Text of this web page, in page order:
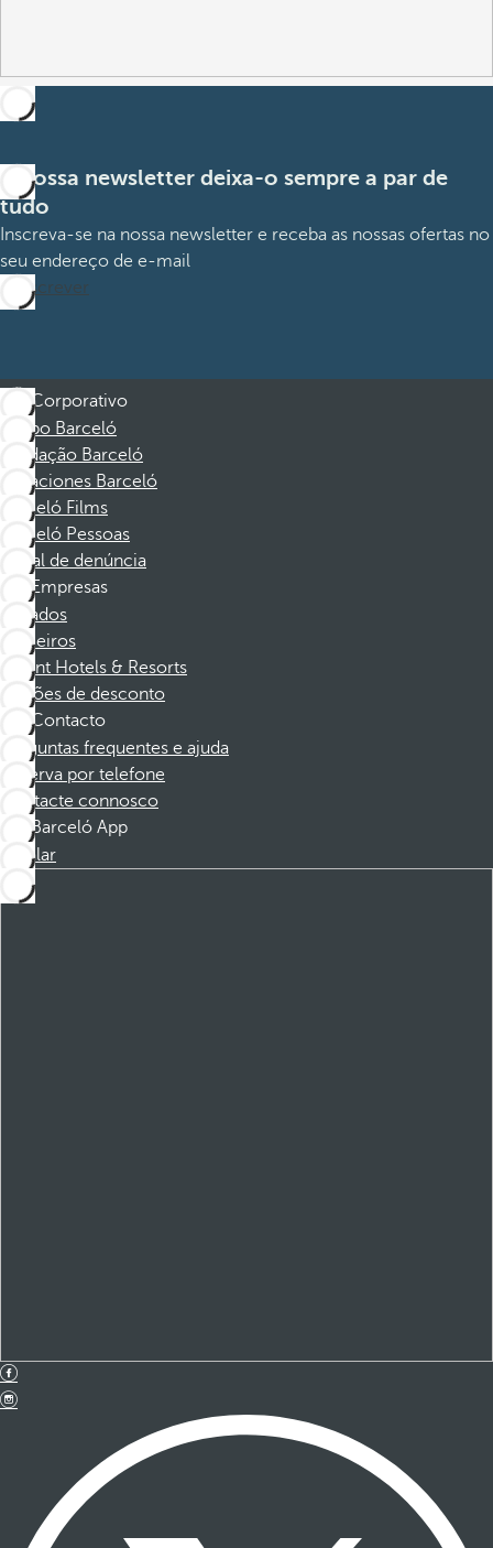
A nossa newsletter deixa-o sempre a par de
tudo
Inscreva-se na nossa newsletter e receba as nossas ofertas no
seu endereço de e-mail
Subscrever
Corporativo
Grupo Barceló
Fundação Barceló
Vacaciones Barceló
Barceló Films
Barceló Pessoas
Canal de denúncia
Empresas
Afiliados
Parceiros
Dorint Hotels & Resorts
Cupões de desconto
Contacto
Perguntas frequentes e ajuda
Reserva por telefone
Contacte connosco
Barceló App
Instalar